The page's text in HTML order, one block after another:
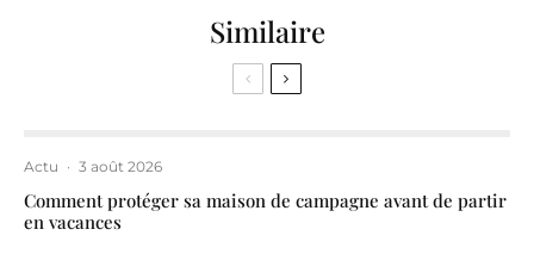
Similaire
Actu · 3 août 2026
Comment protéger sa maison de campagne avant de partir
en vacances